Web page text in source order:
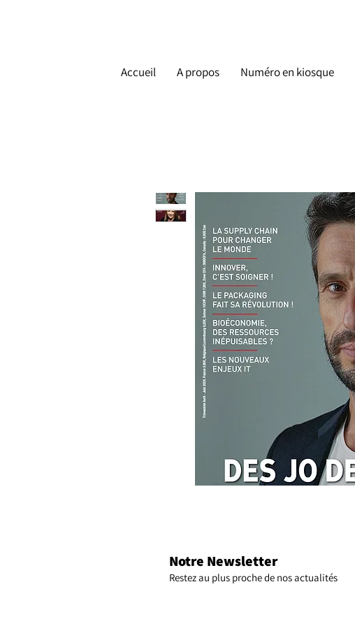
Accueil A propos Numéro en kiosque
Notre Newsletter
Restez au plus proche de nos actualités